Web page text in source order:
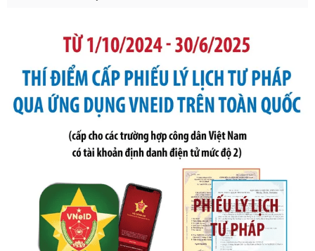
Số kí hiệu:291/2026/NĐ-CP
Tên: Nghị định số 291/2026/NĐ-CP của Chính phủ: Sửa
đổi, bổ sung một số điều của Nghị định số 125/2020/NĐ-СР
ngày 19 tháng 10 năm 2020 của Chính phủ quy định xử
phạt vi phạm hành chính về thuế, hóa đơn được sửa đổi, bổ
sung bởi Nghị định số 102/2021/NĐ-CP
Ngày ban hành: 20/07/2026
Số kí hiệu:2303/QĐ-UBND
Tên: Quyết định công bố Danh mục thủ tục hành chính mới
ban hành, được sửa đổi, bổ sung, bị bãi bỏ và phê duyệt
Quy trình nội bộ, quy trình điện tử giải quyết thủ tục hành
chính trong một số lĩnh vực thuộc phạm vi chức năng quản
lý của Sở Văn hóa, Thể tha
Ngày ban hành: 01/06/2026